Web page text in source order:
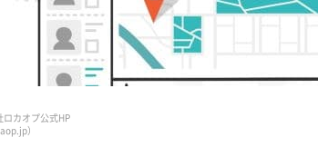
カオプ公式HP
）